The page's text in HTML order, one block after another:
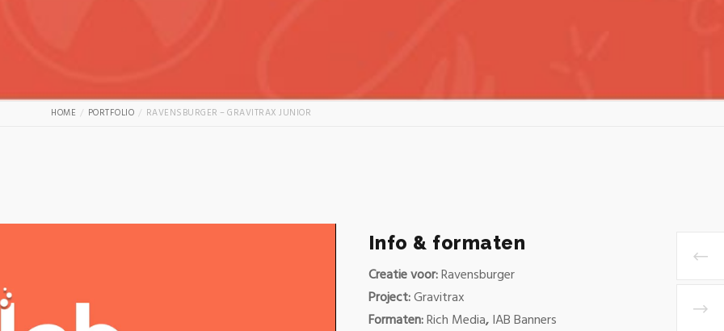
HOME PORTFOLIO RAVENSBURGER – GRAVITRAX JUNIOR
Info & formaten
Creatie voor:Ravensburger
Project:Gravitrax
Formaten:Rich Media,IAB Banners